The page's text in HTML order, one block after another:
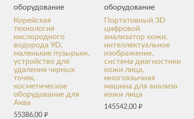
оборудование
Корейская
технология
кислородного
водорода 9D,
маленькие пузырьки,
устройство для
удаления черных
точек,
косметическое
оборудование для
Аква
55386,00 ₽
оборудование
Портативный 3D
цифровой
анализатор кожи,
интеллектуальное
изображение,
система диагностики
кожи лица,
многоязычная
машина для анализа
кожи лица
145542,00₽